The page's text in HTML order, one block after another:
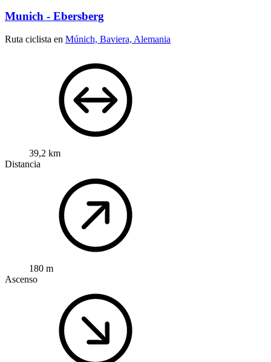
Munich - Ebersberg
Ruta ciclista en Múnich, Baviera, Alemania
39,2 km
Distancia
180 m
Ascenso